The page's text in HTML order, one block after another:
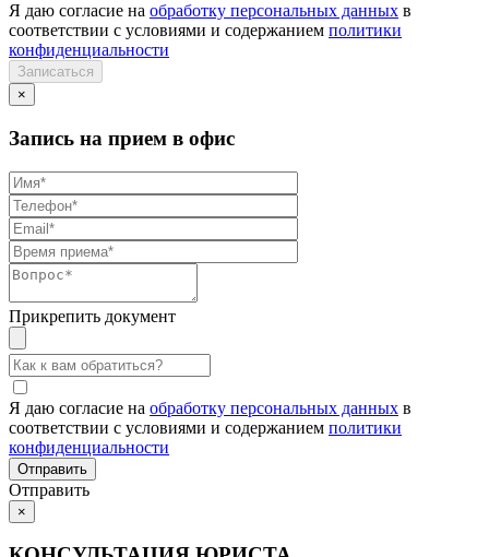
Я даю согласие на обработку персональных данных в
соответствии с условиями и содержанием политики
конфиденциальности
×
Запись на прием в офис
Прикрепить документ
Я даю согласие на обработку персональных данных в
соответствии с условиями и содержанием политики
конфиденциальности
Отправить
×